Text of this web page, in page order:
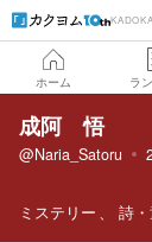
ホーム ラ
成阿 悟
@Naria_Satoru
ミステリー 詩